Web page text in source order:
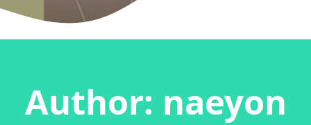
Author: naeyon